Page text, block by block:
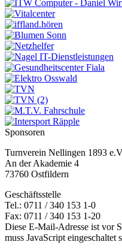
Sponsoren
Turnverein Nellingen 1893
An der Akademie 4
73760 Ostfildern
Geschäftsstelle
Tel.: 0711 / 340 153 1-0
Fax: 0711 / 340 153 1-20
Diese E-Mail-Adresse ist vor
muss JavaScript eingeschaltet